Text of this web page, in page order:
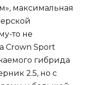
максимальная
то не
Crown Sport
гибрида
2.5, но с